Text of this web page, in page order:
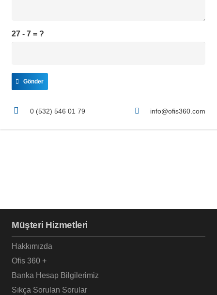
27 - 7 = ?
Gönder
0 (532) 546 01 79 info@ofis360.com
Müşteri Hizmetleri
Hakkımızda
Ofis 360 +
Banka Hesap Bilgilerimiz
Sıkça Sorulan Sorular